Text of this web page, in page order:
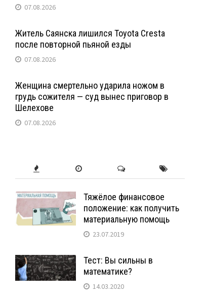
07.08.2026
Житель Саянска лишился Toyota Cresta
после повторной пьяной езды
07.08.2026
Женщина смертельно ударила ножом в
грудь сожителя — суд вынес приговор в
Шелехове
07.08.2026
Тяжёлое финансовое
положение: как получить
материальную помощь
23.07.2019
Тест: Вы сильны в
математике?
14.03.2020